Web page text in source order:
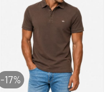
-17%